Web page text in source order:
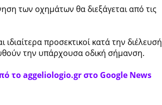
των οχημάτων θα διεξάγεται από τις
προσεκτικοί κατά την διέλευσή
την υπάρχουσα οδική σήμανση.
το aggeliologio.gr στο Google News